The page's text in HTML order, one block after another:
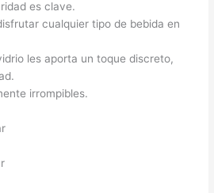
es clave.
cualquier tipo de bebida en
les aporta un toque discreto,
irrompibles.